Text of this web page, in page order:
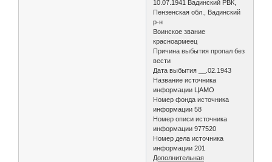
10.07.1941 Вадинский РВК,
Пензенская обл., Вадинский
р-н
Воинское звание
красноармеец
Причина выбытия пропал без
вести
Дата выбытия __.02.1943
Название источника
информации ЦАМО
Номер фонда источника
информации 58
Номер описи источника
информации 977520
Номер дела источника
информации 201
Дополнительная